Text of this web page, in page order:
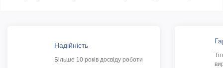
Надійність
Більше 10 років досвіду роботи